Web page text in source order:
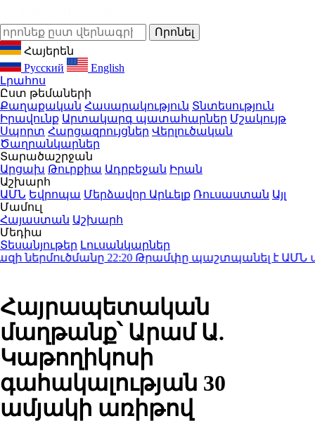
Հայերեն
Русский
English
Լրահոս
Ըստ թեմաների
Քաղաքական Հասարակություն Տնտեսություն
Իրավունք Արտակարգ պատահարներ Մշակույթ
Սպորտ Հարցազրույցներ Վերլուծական
Ծաղրանկարներ
Տարածաշրջան
Արցախ Թուրքիա Ադրբեջան Իրան
Աշխարհ
ԱՄՆ Եվրոպա Մերձավոր Արևելք Ռուսաստան Այլ
Մամուլ
Հայաստան Աշխարհ
Մեդիա
Տեսանյութեր Լուսանկարներ
22:20Թրամփը պաշտպանել է ԱՄՆ
Հայրապետական
մաղթանք՝ Արամ Ա.
Կաթողիկոսի
գահակալության 30
ամյակի առիթով